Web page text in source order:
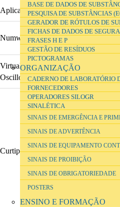
BASE DE DADOS DE
PESQUISA DE SUBSTÂNCIAS
GERADOR DE RÓTULOS DE
FICHAS DE DADOS DE
FRASES H E P
GESTÃO DE RESÍDUOS
PICTOGRAMAS
ORGANIZAÇÃO
CADERNO DE LABORATÓRIO
FORNECEDORES
OPERADORES SILOGR
SINALÉTICA
SINAIS DE EMERGÊNCIA E
SINAIS DE ADVERTÊNCIA
SINAIS DE EQUIPAMENTO
SINAIS DE PROIBIÇÃO
SINAIS DE OBRIGATORIEDADE
POSTERS
ENSINO E FORMAÇÃO
Aplicação URL
Numworks https://
Virtual
Oscilloscope
https://
Curtipot http://www.iq.usp.br/